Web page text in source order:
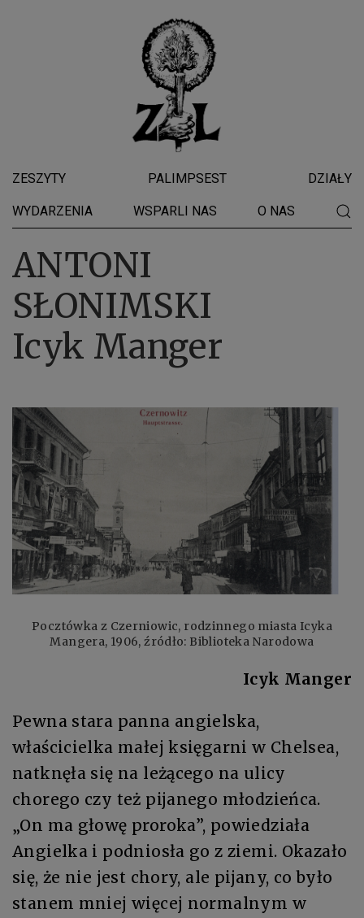
ZESZYTY PALIMPSEST DZIAŁY
WYDARZENIA WSPARLI NAS O NAS
ANTONI
SŁONIMSKI
Icyk Manger
Pocztówka z Czerniowic, rodzinnego miasta Icyka
Mangera, 1906, źródło: Biblioteka Narodowa
Icyk Manger
Pewna stara panna angielska,
właścicielka małej księgarni w Chelsea,
natknęła się na leżącego na ulicy
chorego czy też pijanego młodzieńca.
„On ma głowę proroka”, powiedziała
Angielka i podniosła go z ziemi. Okazało
się, że nie jest chory, ale pijany, co było
stanem mniej więcej nor­malnym w